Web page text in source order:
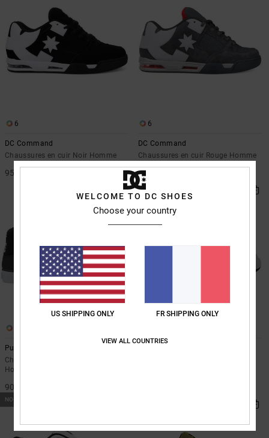
6
DC Command
Chaussures en cuir Noir Homme
95,00 €
6
DC Command
Chaussures en cuir Rouge Homme
95,00 €
Pure SE
Chaussures montantes Noir
Homme
90,00 €
NOUVEAUTÉ
NOUVEAUTÉ
WELCOME TO DC SHOES
Choose your country
US SHIPPING ONLY FR SHIPPING ONLY
VIEW ALL COUNTRIES